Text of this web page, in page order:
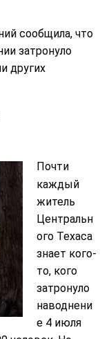
сообщила, что
затронуло
других
Почти
каждый
житель
Центральн
ого Техаса
знает кого-
то, кого
затронуло
наводнени
е 4 июля